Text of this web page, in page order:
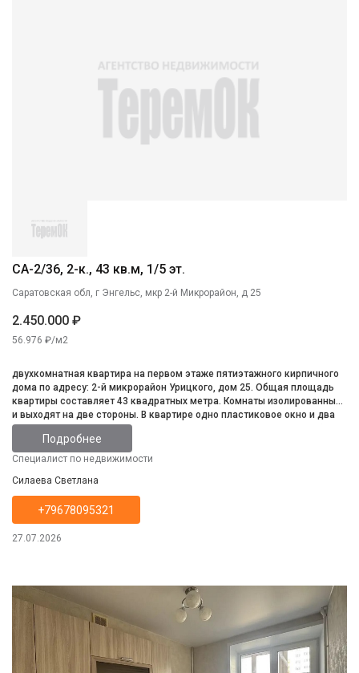
СА-2/36, 2-к., 43 кв.м, 1/5 эт.
Саратовская обл, г Энгельс, мкр 2-й Микрорайон, д 25
2.450.000 ₽
56.976 ₽/м2
двухкомнатная квартира на первом этаже пятиэтажного кирпичного
дома по адресу: 2-й микрорайон Урицкого, дом 25. Общая площадь
квартиры составляет 43 квадратных метра. Комнаты изолированные
и выходят на две стороны. В квартире одно пластиковое окно и два
деревянных. Входная дверь металлическая. Санузел раздельный. В
одной из комнат установлен натяжной потолок. Балкон отсутствует.
Придомовая территория благоустроена, во дворе находится детский
автобусная остановка находятся в шаговой доступности. Квартира
требует ремонта. Возможен любой способ оплаты.
Подробнее
Специалист по недвижимости
Силаева Светлана
+79678095321
27.07.2026